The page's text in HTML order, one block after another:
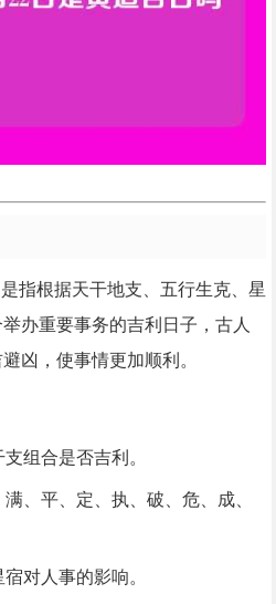
指根据天干地支、五行生克、星
办重要事务的吉利日子，古人
凶，使事情更加顺利。
组合是否吉利。
、平、定、执、破、危、成、
对人事的影响。